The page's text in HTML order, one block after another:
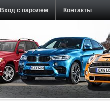
Вход с паролем Контакты